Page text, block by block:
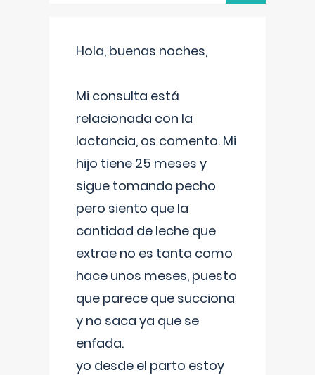
Hola, buenas noches,
Mi consulta está
relacionada con la
lactancia, os comento. Mi
hijo tiene 25 meses y
sigue tomando pecho
pero siento que la
cantidad de leche que
extrae no es tanta como
hace unos meses, puesto
que parece que succiona
y no saca ya que se
enfada.
yo desde el parto estoy